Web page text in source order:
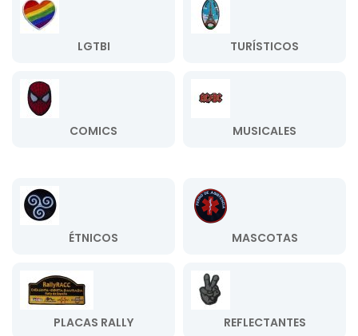
LGTBI TURÍSTICOS
COMICS MUSICALES
ÉTNICOS MASCOTAS
PLACAS RALLY REFLECTANTES